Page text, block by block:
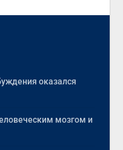
оказался
мозгом и